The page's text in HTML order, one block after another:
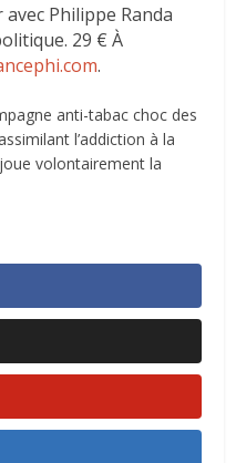
Philippe Randa
29 € À
.
anti-tabac choc des
l’addiction à la
volontairement la